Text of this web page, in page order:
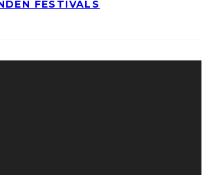
FESTIVALS